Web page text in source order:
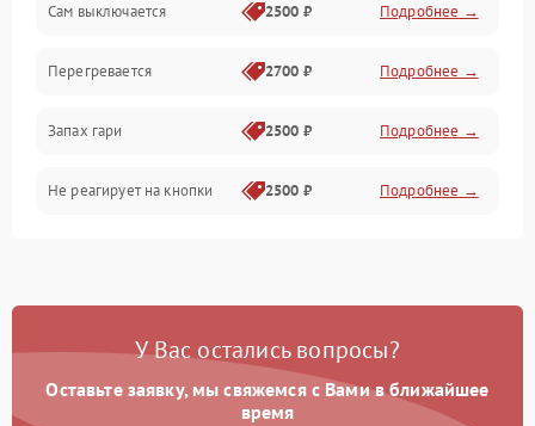
Сам выключается 2500 ₽ Подробнее →
Перегревается 2700 ₽ Подробнее →
Запах гари 2500 ₽ Подробнее →
Не реагирует на кнопки 2500 ₽ Подробнее →
У Вас остались вопросы?
Оставьте заявку, мы свяжемся с Вами в ближайшее
время